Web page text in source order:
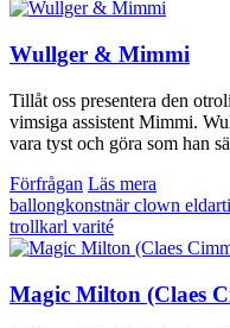
Wullger & Mimmi
Tillåt oss presentera den
vimsiga assistent Mimmi.
vara tyst och göra som han
Förfrågan Läs mera
ballongkonstnärclown
trollkarl varité
Magic Milton (Claes